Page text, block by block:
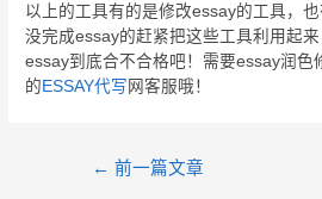
以上的工具有的是修改essay的工具，
没完成essay的赶紧把这些工具利用起
essay到底合不合格吧！需要essay润色
的ESSAY代写 网客服哦！
← 前一篇文章